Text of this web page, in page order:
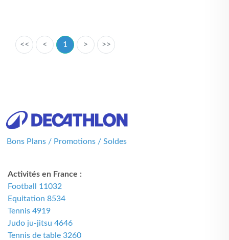
<< < 1 > >>
Bons Plans / Promotions / Soldes
Activités en France :
Football 11032
Equitation 8534
Tennis 4919
Judo ju-jitsu 4646
Tennis de table 3260